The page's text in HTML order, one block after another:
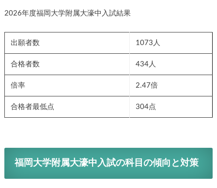
2026年度福岡大学附属大濠中入試結果
出願者数 1073人
合格者数 434人
倍率 2.47倍
合格者最低点 304点
福岡大学附属大濠中入試の科目の傾向と対策